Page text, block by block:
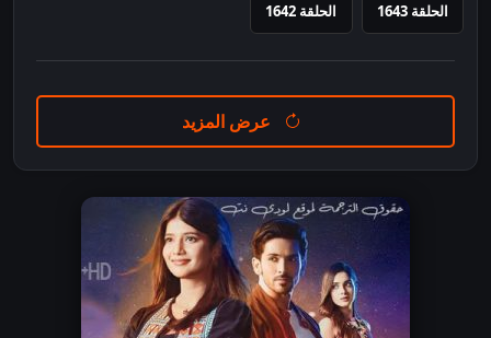
الحلقة 1643 الحلقة 1642
عرض المزيد